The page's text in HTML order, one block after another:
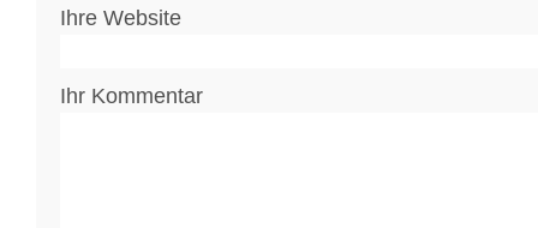
Ihre Website
Ihr Kommentar